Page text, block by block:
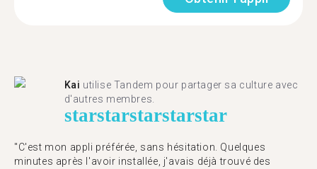
Kai utilise Tandem pour partager sa culture avec
d'autres membres.
starstarstarstarstar
"C'est mon appli préférée, sans hésitation. Quelques
minutes après l'avoir installée, j'avais déjà trouvé des